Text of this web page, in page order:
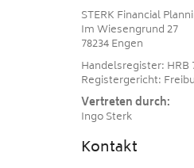
STERK Financial
Im Wiesengrund 27
78234 Engen
Handelsregister: HRB
Registergericht:
Vertreten durch:
Ingo Sterk
Kontakt